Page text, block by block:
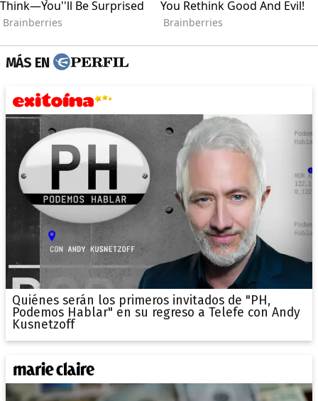
MÁS EN
Quiénes serán los primeros invitados de "PH,
Podemos Hablar" en su regreso a Telefe con Andy
Kusnetzoff